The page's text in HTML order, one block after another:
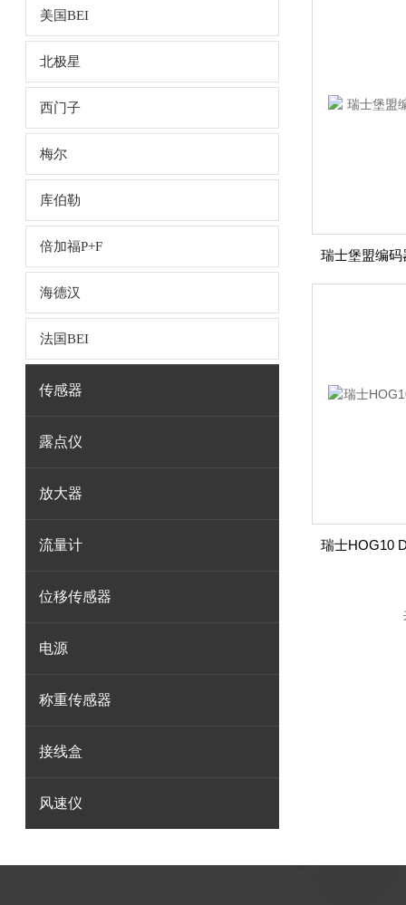
美国BEI
北极星
西门子
梅尔
库伯勒
倍加福P+F
海德汉
法国BEI
传感器
露点仪
放大器
流量计
位移传感器
电源
称重传感器
接线盒
风速仪